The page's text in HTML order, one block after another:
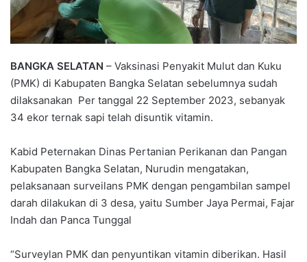
BANGKA SELATAN – Vaksinasi Penyakit Mulut dan Kuku
(PMK) di Kabupaten Bangka Selatan sebelumnya sudah
dilaksanakan Per tanggal 22 September 2023, sebanyak
34 ekor ternak sapi telah disuntik vitamin.
Kabid Peternakan Dinas Pertanian Perikanan dan Pangan
Kabupaten Bangka Selatan, Nurudin mengatakan,
pelaksanaan surveilans PMK dengan pengambilan sampel
darah dilakukan di 3 desa, yaitu Sumber Jaya Permai, Fajar
Indah dan Panca Tunggal
“Surveylan PMK dan penyuntikan vitamin diberikan. Hasil